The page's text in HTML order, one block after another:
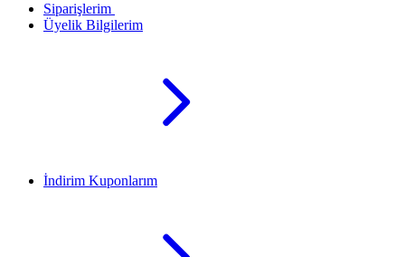
Siparişlerim
Üyelik Bilgilerim
İndirim Kuponlarım